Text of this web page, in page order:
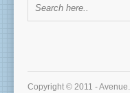
Copyright © 2011 -